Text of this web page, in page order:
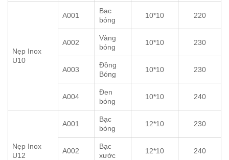
Nẹp Inox
U10
A001
Bạc
bóng
10*10 220
A002
Vàng
bóng
10*10 230
A003
Đồng
Bóng
10*10 230
A004
Đen
bóng
10*10 240
Nẹp Inox
U12
A001
Bạc
bóng
12*10 230
A002
Bạc
xước
12*10 240